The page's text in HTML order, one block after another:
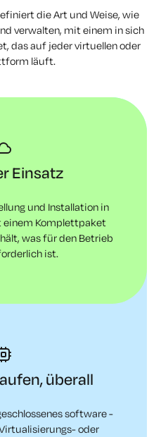
die Art und Weise, wie
verwalten, mit einem in sich
das auf jeder virtuellen oder
läuft.
Einsatz
und Installation in
Komplettpaket
was für den Betrieb
ist.
überall
software -
oder